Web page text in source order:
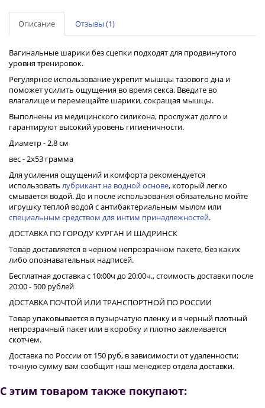
Описание Отзывы (1)
Вагинальные шарики без сцепки подходят для продвинутого
уровня тренировок.
Регулярное использование укрепит мышцы тазового дна и
поможет усилить ощущения во время секса. Введите во
влагалище и перемещайте шарики, сокращая мышцы.
Выполнены из медицинского силикона, прослужат долго и
гарантируют высокий уровень гигиеничности.
Диаметр - 2,8 см
вес - 2х53 грамма
Для усиления ощущений и комфорта рекомендуется
использовать лубрикант на водной основе, который легко
смывается водой. До и после использования обязательно мойте
игрушку теплой водой с антибактериальным мылом или
специальным средством для интим принадлежностей.
ДОСТАВКА ПО ГОРОДУ КУРГАН И ШАДРИНСК
Товар доставляется в черном непрозрачном пакете, без каких
либо опознавательных надписей.
Бесплатная доставка с 10:00ч до 20:00ч., стоимость доставки после
20:00 - 500 рублей
ДОСТАВКА ПОЧТОЙ ИЛИ ТРАНСПОРТНОЙ ПО РОССИИ
Товар упаковывается в пузырчатую пленку и в черный плотный
непрозрачный пакет или в коробку и плотно заклеивается
скотчем.
Доставка по России от 150 руб, в зависимости от удаленности;
точную сумму вам сообщит наш менеджер отдела доставки.
С этим товаром также покупают: